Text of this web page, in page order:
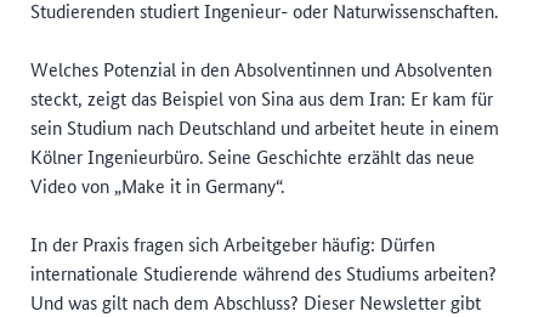
Studierenden studiert Ingenieur- oder Naturwissenschaften.
Welches Potenzial in den Absolventinnen und Absolventen
steckt, zeigt das Beispiel von Sina aus dem Iran: Er kam für
sein Studium nach Deutschland und arbeitet heute in einem
Kölner Ingenieurbüro. Seine Geschichte erzählt das neue
Video von „Make it in Germany“.
In der Praxis fragen sich Arbeitgeber häufig: Dürfen
internationale Studierende während des Studiums arbeiten?
Und was gilt nach dem Abschluss? Dieser Newsletter gibt